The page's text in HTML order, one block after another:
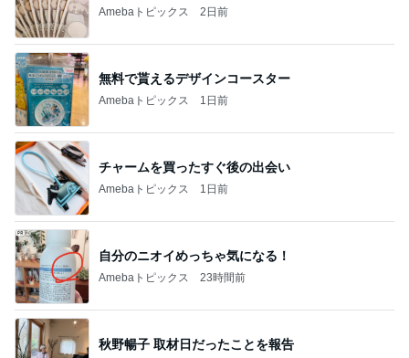
Amebaトピックス 2日前
無料で貰えるデザインコースター
Amebaトピックス 1日前
チャームを買ったすぐ後の出会い
Amebaトピックス 1日前
自分のニオイめっちゃ気になる！
Amebaトピックス 23時間前
秋野暢子 取材日だったことを報告